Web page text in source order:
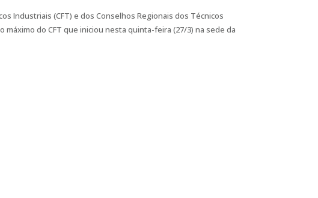
Industriais (CFT) e dos Conselhos Regionais dos Técnicos
do CFT que iniciou nesta quinta-feira (27/3) na sede da